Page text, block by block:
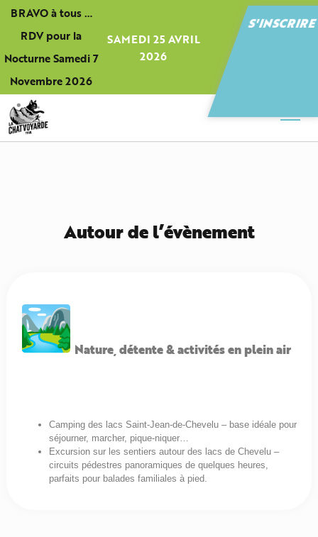
BRAVO à tous …
RDV pour la
Nocturne Samedi 7
Novembre 2026
SAMEDI 25 AVRIL
2026
S'INSCRIRE
Autour de l’évènement
Nature, détente & activités en plein air
Camping des lacs Saint-Jean-de-Chevelu – base idéale pour
séjourner, marcher, pique-niquer…
Excursion sur les sentiers autour des lacs de Chevelu –
circuits pédestres panoramiques de quelques heures,
parfaits pour balades familiales à pied.
Panneau de gestion des cookies